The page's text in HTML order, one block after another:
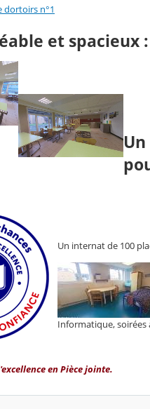
dortoirs n°1
et spacieux :
Un internat de 100
Informatique, soirées
en Pièce jointe.